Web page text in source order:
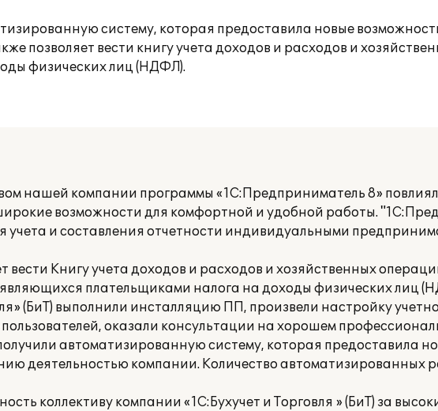
систему, которая предоставила новые
позволяет вести книгу учета доходов и расходов и
физических лиц (НДФЛ).
нашей компании программы «1С:Предприниматель 8»
возможности для комфортной и удобной работы.
учета и составления отчетности индивидуальными
вести Книгу учета доходов и расходов и хозяйственных
плательщиками налога на доходы физических лиц
(БиТ) выполнили инсталляцию ПП, произвели настройку
оказали консультации на хорошем
автоматизированную систему, которая предоставила
деятельностью компании. Количество автоматизированных
коллективу компании «1С:Бухучет и Торговля » (БиТ) за